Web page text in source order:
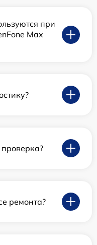
при
Max
ремонта?